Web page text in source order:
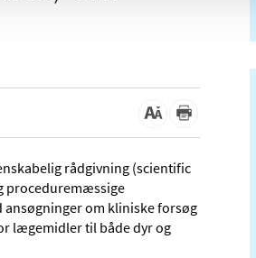
rådgivning (scientific
proceduremæssige
om kliniske forsøg
lægemidler til både dyr og